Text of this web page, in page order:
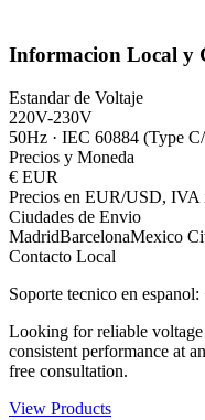
Informacion Local y
Estandar de Voltaje
220V-230V
50Hz · IEC 60884 (Type
Precios y Moneda
€ EUR
Precios en EUR/USD, IVA
Ciudades de Envio
MadridBarcelonaMexico
Contacto Local
Soporte tecnico en
Looking for reliable
consistent performance at
free consultation.
View Products